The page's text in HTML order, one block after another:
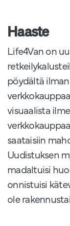
Haaste
Life4Van on
pöydältä
visuaalista
saataisiin
Uudistuksen
madaltuisi
onnistuisi
ole